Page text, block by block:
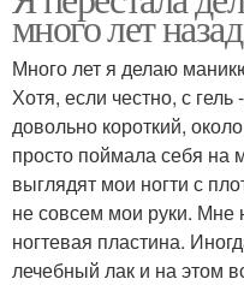
много лет
Много лет я делаю
Хотя, если честно, с
довольно короткий,
просто поймала себя на
выглядят мои ногти с
не совсем мои руки. Мне
ногтевая пластина.
лечебный лак и на этом